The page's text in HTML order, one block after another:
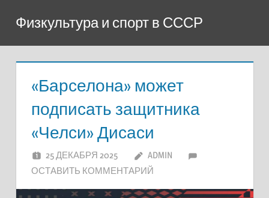
содержимому
Физкультура и спорт в СССР
«Барселона» может
подписать защитника
«Челси» Дисаси
25 ДЕКАБРЯ 2025
ADMIN
ОСТАВИТЬ КОММЕНТАРИЙ